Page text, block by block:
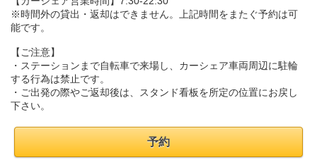
※時間外の貸出・返却はできません。上記時間をまたぐ予約は可
能です。
【ご注意】
・ステーションまで自転車で来場し、カーシェア車両周辺に駐輪
する行為は禁止です。
・ご出発の際やご返却後は、スタンド看板を所定の位置にお戻し
下さい。
予約